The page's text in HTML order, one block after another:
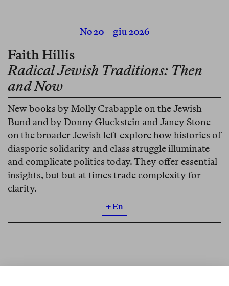
No 20 giu 2026
Faith Hillis
Radical Jewish Traditions: Then
and Now
New books by Molly Crabapple on the Jewish
Bund and by Donny Gluckstein and Janey Stone
on the broader Jewish left explore how histories of
diasporic solidarity and class struggle illuminate
and complicate politics today. They offer essential
insights, but but at times trade complexity for
clarity.
+ En